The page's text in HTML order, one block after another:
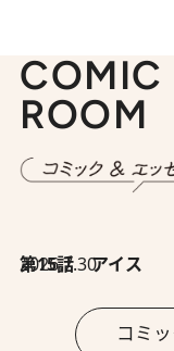
COMIC
ROOM
2026.7.30
第15話 アイス
コミ